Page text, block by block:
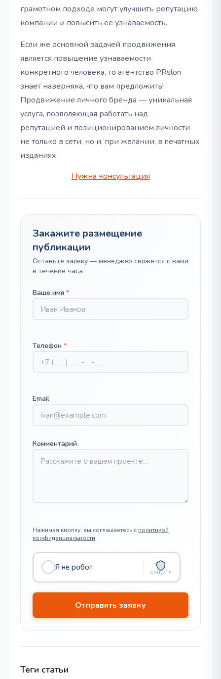
грамотном подходе могут улучшить репутацию
компании и повысить ее узнаваемость.
Если же основной задачей продвижения
является повышение узнаваемости
конкретного человека, то агентство PRslon
знает наверняка, что вам предложить!
Продвижение личного бренда — уникальная
услуга, позволяющая работать над
репутацией и позиционированием личности
не только в сети, но и, при желании, в печатных
изданиях.
Нужна консультация
Закажите размещение
публикации
Оставьте заявку — менеджер свяжется с вами
в течение часа
Ваше имя *
Телефон *
Email
Комментарий
Нажимая кнопку, вы соглашаетесь с политикой
конфиденциальности
Я не робот
ЗАЩИТА
Теги статьи